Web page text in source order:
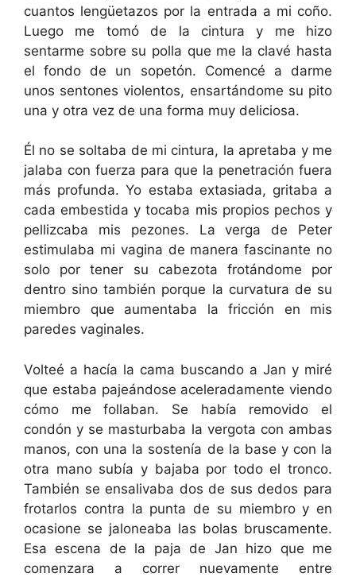
cuantos lengüetazos por la entrada a mi coño.
Luego me tomó de la cintura y me hizo
sentarme sobre su polla que me la clavé hasta
el fondo de un sopetón. Comencé a darme
unos sentones violentos, ensartándome su pito
una y otra vez de una forma muy deliciosa.
Él no se soltaba de mi cintura, la apretaba y me
jalaba con fuerza para que la penetración fuera
más profunda. Yo estaba extasiada, gritaba a
cada embestida y tocaba mis propios pechos y
pellizcaba mis pezones. La verga de Peter
estimulaba mi vagina de manera fascinante no
solo por tener su cabezota frotándome por
dentro sino también porque la curvatura de su
miembro que aumentaba la fricción en mis
paredes vaginales.
Volteé a hacía la cama buscando a Jan y miré
que estaba pajeándose aceleradamente viendo
cómo me follaban. Se había removido el
condón y se masturbaba la vergota con ambas
manos, con una la sostenía de la base y con la
otra mano subía y bajaba por todo el tronco.
También se ensalivaba dos de sus dedos para
frotarlos contra la punta de su miembro y en
ocasione se jaloneaba las bolas bruscamente.
Esa escena de la paja de Jan hizo que me
comenzara a correr nuevamente entre